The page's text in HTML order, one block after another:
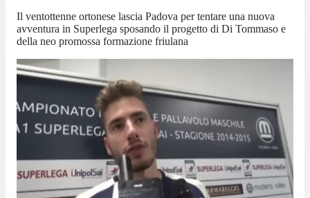
Il ventottenne ortonese lascia Padova per tentare una nuova
avventura in Superlega sposando il progetto di Di Tommaso e
della neo promossa formazione friulana